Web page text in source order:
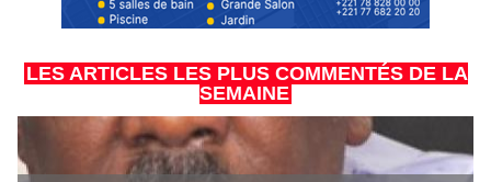
LES ARTICLES LES PLUS COMMENTÉS DE LA
SEMAINE